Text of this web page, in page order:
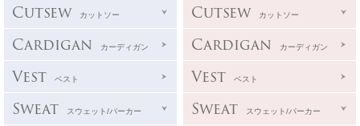
Cutsew カットソー
Cardigan カーディガン
Vest ベスト
Sweat スウェット/パーカー
Cutsew カットソー
Cardigan カーディガン
Vest ベスト
Sweat スウェット/パーカー